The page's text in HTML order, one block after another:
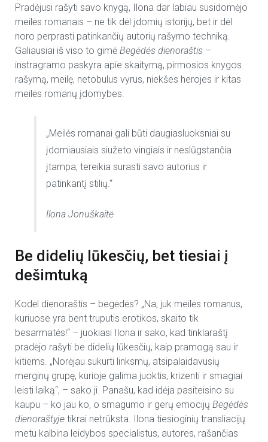
Pradėjusi rašyti savo knygą, Ilona dar labiau susidomėjo
meilės romanais – ne tik dėl įdomių istorijų, bet ir dėl
noro perprasti patinkančių autorių rašymo techniką.
Galiausiai iš viso to gimė Begėdės dienoraštis –
instragramo paskyra apie skaitymą, pirmosios knygos
rašymą, meilę, netobulus vyrus, niekšes herojes ir kitas
meilės romanų įdomybes.
„Meilės romanai gali būti daugiasluoksniai su
įdomiausiais siužeto vingiais ir neslūgstančia
įtampa, tereikia surasti savo autorius ir
patinkantį stilių.“
Ilona Jonuškaitė
Be didelių lūkesčių, bet tiesiai į
dešimtuką
Kodėl dienoraštis – begėdės? „Na, juk meilės romanus,
kuriuose yra bent truputis erotikos, skaito tik
besarmatės!“ – juokiasi Ilona ir sako, kad tinklaraštį
pradėjo rašyti be didelių lūkesčių, kaip pramogą sau ir
kitiems. „Norėjau sukurti linksmų, atsipalaidavusių
merginų grupę, kurioje galima juoktis, krizenti ir smagiai
leisti laiką“, – sako ji. Panašu, kad idėja pasiteisino su
kaupu – ko jau ko, o smagumo ir gerų emocijų Begėdės
dienoraštyje tikrai netrūksta. Ilona tiesioginių transliacijų
metu kalbina leidybos specialistus, autores, rašančias